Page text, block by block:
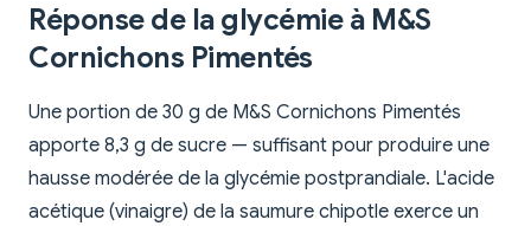
Réponse de la glycémie à M&S
Cornichons Pimentés
Une portion de 30 g de M&S Cornichons Pimentés
apporte 8,3 g de sucre — suffisant pour produire une
hausse modérée de la glycémie postprandiale. L'acide
acétique (vinaigre) de la saumure chipotle exerce un